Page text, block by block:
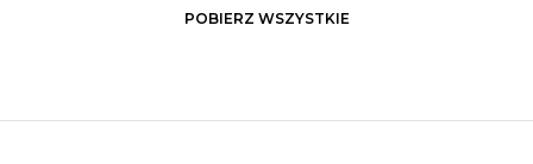
POBIERZ WSZYSTKIE